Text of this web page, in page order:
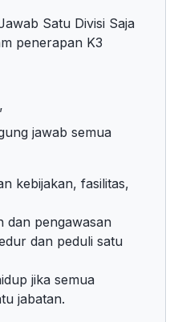
Satu Divisi Saja
penerapan K3
jawab semua
kebijakan, fasilitas,
dan pengawasan
dan peduli satu
jika semua
jabatan.